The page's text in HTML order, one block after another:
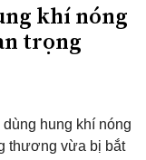
khí nóng
trọng
hung khí nóng
thương vừa bị bắt